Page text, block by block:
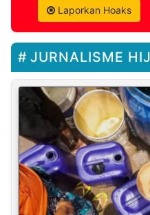
Laporkan Hoaks
JURNALISME